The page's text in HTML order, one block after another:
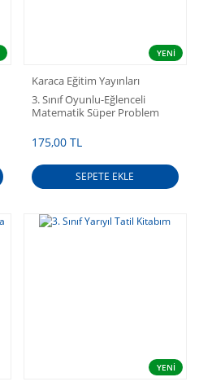
YENİ
Karaca Eğitim Yayınları
3. Sınıf Oyunlu-Eğlenceli
Matematik Süper Problem
175,00 TL
SEPETE EKLE
YENİ